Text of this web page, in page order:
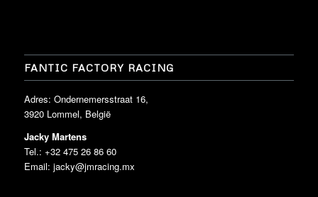
FANTIC FACTORY RACING
Adres: Ondernemersstraat 16,
3920 Lommel, België
Jacky Martens
Tel.: +32 475 26 86 60
Email: jacky@jmracing.mx